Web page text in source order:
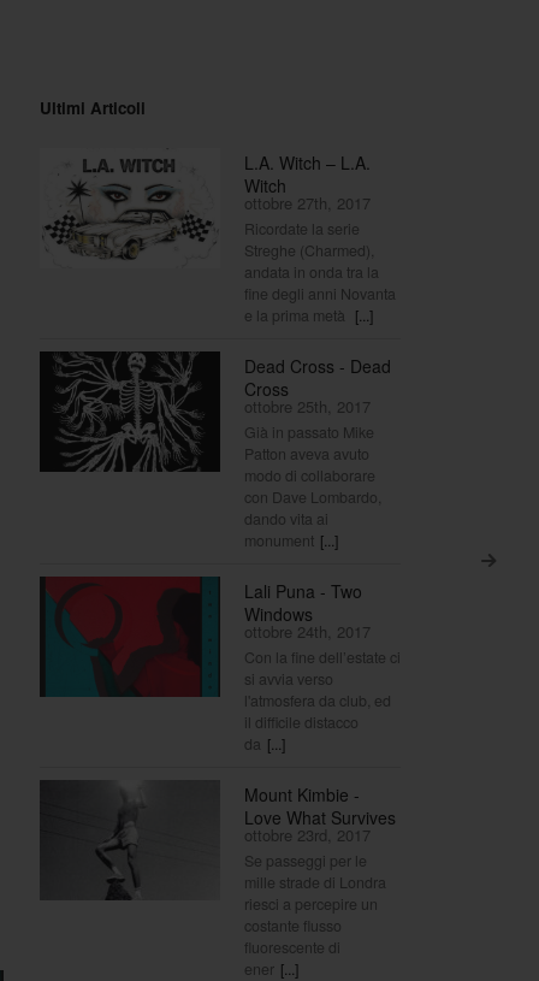
>
Ultimi Articoli
L.A. Witch – L.A.
Witch
ottobre 27th, 2017
Ricordate la serie
Streghe (Charmed),
andata in onda tra la
fine degli anni Novanta
e la prima metà [...]
Dead Cross - Dead
Cross
ottobre 25th, 2017
Già in passato Mike
Patton aveva avuto
modo di collaborare
con Dave Lombardo,
dando vita ai
monument [...]
Lali Puna - Two
Windows
ottobre 24th, 2017
Con la fine dell’estate ci
si avvia verso
l'atmosfera da club, ed
il difficile distacco
da [...]
Mount Kimbie -
Love What Survives
ottobre 23rd, 2017
Se passeggi per le
mille strade di Londra
riesci a percepire un
costante flusso
fluorescente di
ener [...]